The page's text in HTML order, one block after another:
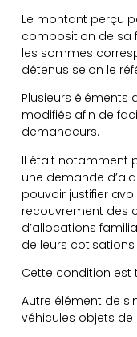
Le montant perçu
composition de sa
les sommes
détenus selon le
Plusieurs éléments
modifiés afin de
demandeurs.
Il était notamment
une demande
pouvoir justifier
recouvrement des
d’allocations
de leurs
Cette condition est
Autre élément de
véhicules objets de